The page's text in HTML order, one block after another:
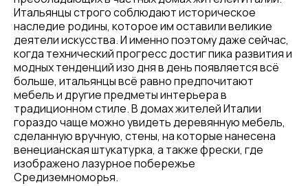
Итальянцы строго соблюдают историческое
наследие родины, которое им оставили великие
деятели искусства. И именно поэтому даже сейчас,
когда технический прогресс достиг пика развития и
модных тенденций изо дня в день появляется всё
больше, итальянцы всё равно предпочитают
мебель и другие предметы интерьера в
традиционном стиле. В домах жителей Италии
гораздо чаще можно увидеть деревянную мебель,
сделанную вручную, стены, на которые нанесена
венецианская штукатурка, а также фрески, где
изображено лазурное побережье
Средиземноморья.